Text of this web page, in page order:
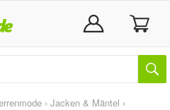
› Jacken & Mäntel ›